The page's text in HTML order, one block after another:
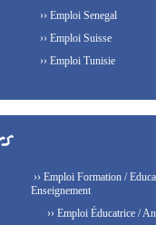
›› Emploi Senegal
›› Emploi Suisse
›› Emploi Tunisie
›› Emploi Formation /
Enseignement
›› Emploi Éducatrice /